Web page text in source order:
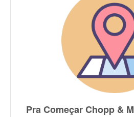
Pra Começar Chopp &